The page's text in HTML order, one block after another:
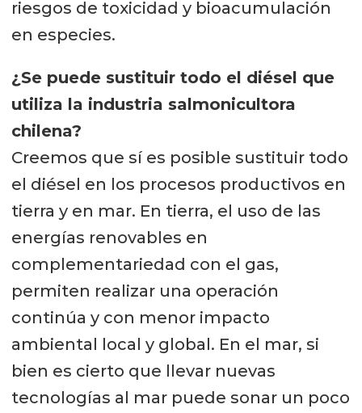
riesgos de toxicidad y bioacumulación
en especies.
¿Se puede sustituir todo el diésel que
utiliza la industria salmonicultora
chilena?
Creemos que sí es posible sustituir todo
el diésel en los procesos productivos en
tierra y en mar. En tierra, el uso de las
energías renovables en
complementariedad con el gas,
permiten realizar una operación
continúa y con menor impacto
ambiental local y global. En el mar, si
bien es cierto que llevar nuevas
tecnologías al mar puede sonar un poco